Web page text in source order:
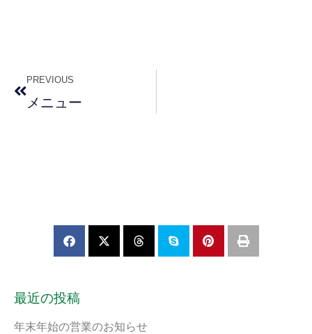
PREVIOUS
メニュー
最近の投稿
年末年始の営業のお知らせ